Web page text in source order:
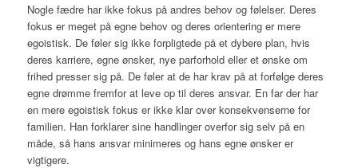
Nogle fædre har ikke fokus på andres behov og følelser. Deres
fokus er meget på egne behov og deres orientering er mere
egoistisk. De føler sig ikke forpligtede på et dybere plan, hvis
deres karriere, egne ønsker, nye parforhold eller et ønske om
frihed presser sig på. De føler at de har krav på at forfølge deres
egne drømme fremfor at leve op til deres ansvar. En far der har
en mere egoistisk fokus er ikke klar over konsekvenserne for
familien. Han forklarer sine handlinger overfor sig selv på en
måde, så hans ansvar minimeres og hans egne ønsker er
vigtigere.